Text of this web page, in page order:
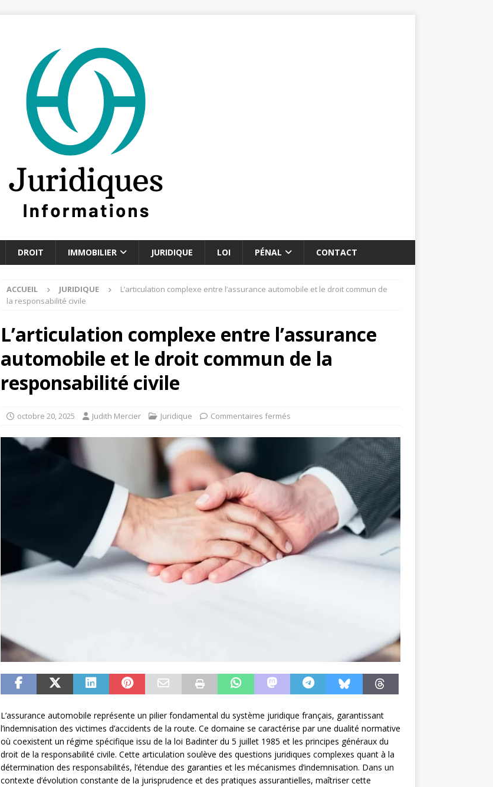
DROIT IMMOBILIER JURIDIQUE LOI PÉNAL CONTACT
ACCUEIL JURIDIQUE
L’articulation complexe entre l’assurance automobile et le droit commun de
la responsabilité civile
L’articulation complexe entre l’assurance
automobile et le droit commun de la
responsabilité civile
octobre 20, 2025 Judith Mercier Juridique Commentaires fermés
L’assurance automobile représente un pilier fondamental du système juridique français, garantissant
l’indemnisation des victimes d’accidents de la route. Ce domaine se caractérise par une dualité normative
où coexistent un régime spécifique issu de la loi Badinter du 5 juillet 1985 et les principes généraux du
droit de la responsabilité civile. Cette articulation soulève des questions juridiques complexes quant à la
détermination des responsabilités, l’étendue des garanties et les mécanismes d’indemnisation. Dans un
contexte d’évolution constante de la jurisprudence et des pratiques assurantielles, maîtriser cette